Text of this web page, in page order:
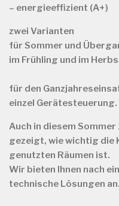
– energieeffizient (A+)
zwei Varianten
für Sommer und
im Frühling und im
für den
einzel Gerätesteuerung.
Auch in diesem
gezeigt, wie wichtig die
genutzten Räumen ist.
Wir bieten Ihnen nach
technische Lösungen an.